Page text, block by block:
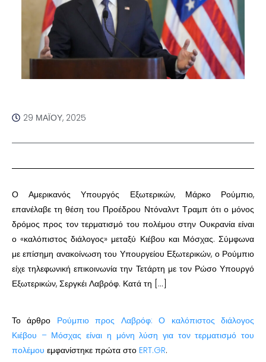
29 ΜΑΪ́ΟΥ, 2025
Ο Αμερικανός Υπουργός Εξωτερικών, Μάρκο Ρούμπιο,
επανέλαβε τη θέση του Προέδρου Ντόναλντ Τραμπ ότι ο μόνος
δρόμος προς τον τερματισμό του πολέμου στην Ουκρανία είναι
ο «καλόπιστος διάλογος» μεταξύ Κιέβου και Μόσχας. Σύμφωνα
με επίσημη ανακοίνωση του Υπουργείου Εξωτερικών, ο Ρούμπιο
είχε τηλεφωνική επικοινωνία την Τετάρτη με τον Ρώσο Υπουργό
Εξωτερικών, Σεργκέι Λαβρόφ. Κατά τη […]
Το άρθρο Ρούμπιο προς Λαβρόφ: Ο καλόπιστος διάλογος
Κιέβου – Μόσχας είναι η μόνη λύση για τον τερματισμό του
πολέμου εμφανίστηκε πρώτα στο ERT.GR.